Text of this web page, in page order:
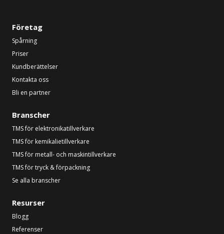
Företag
Spårning
Priser
Kundberättelser
Kontakta oss
Bli en partner
Branscher
TMS för elektronikatillverkare
TMS för kemikalietillverkare
TMS för metall- och maskintillverkare
TMS för tryck & förpackning
Se alla branscher
Resurser
Blogg
Referenser